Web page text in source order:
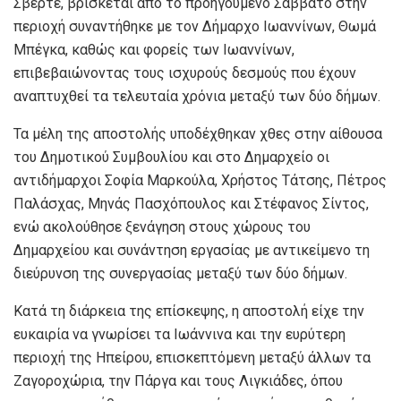
περιοχή συναντήθηκε με τον Δήμαρχο Ιωαννίνων, Θωμά
Μπέγκα, καθώς και φορείς των Ιωαννίνων,
επιβεβαιώνοντας τους ισχυρούς δεσμούς που έχουν
αναπτυχθεί τα τελευταία χρόνια μεταξύ των δύο δήμων.
Τα μέλη της αποστολής υποδέχθηκαν χθες στην αίθουσα
του Δημοτικού Συμβουλίου και στο Δημαρχείο οι
αντιδήμαρχοι Σοφία Μαρκούλα, Χρήστος Τάτσης, Πέτρος
Παλάσχας, Μηνάς Πασχόπουλος και Στέφανος Σίντος,
ενώ ακολούθησε ξενάγηση στους χώρους του
Δημαρχείου και συνάντηση εργασίας με αντικείμενο τη
διεύρυνση της συνεργασίας μεταξύ των δύο δήμων.
Κατά τη διάρκεια της επίσκεψης, η αποστολή είχε την
ευκαιρία να γνωρίσει τα Ιωάννινα και την ευρύτερη
περιοχή της Ηπείρου, επισκεπτόμενη μεταξύ άλλων τα
Ζαγοροχώρια, την Πάργα και τους Λιγκιάδες, όπου